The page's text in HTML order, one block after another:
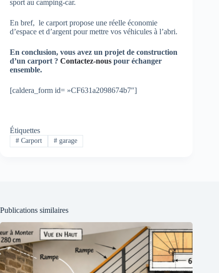
sport au camping-car.
En bref, le carport propose une réelle économie
d’espace et d’argent pour mettre vos véhicules à l’abri.
En conclusion, vous avez un projet de construction
d’un carport ? Contactez-nous pour échanger
ensemble.
[caldera_form id= »CF631a2098674b7″]
Étiquettes
#Carport #garage
Publications similaires